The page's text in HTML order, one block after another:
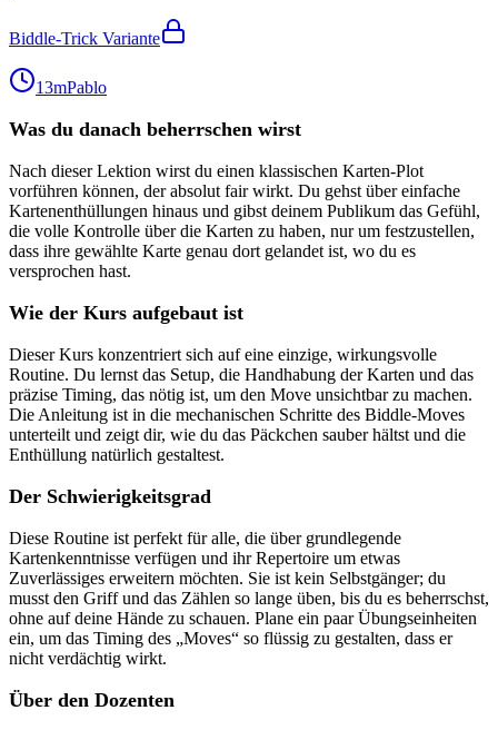
Biddle-Trick Variante
13mPablo
Was du danach beherrschen wirst
Nach dieser Lektion wirst du einen klassischen Karten-Plot
vorführen können, der absolut fair wirkt. Du gehst über einfache
Kartenenthüllungen hinaus und gibst deinem Publikum das Gefühl,
die volle Kontrolle über die Karten zu haben, nur um festzustellen,
dass ihre gewählte Karte genau dort gelandet ist, wo du es
versprochen hast.
Wie der Kurs aufgebaut ist
Dieser Kurs konzentriert sich auf eine einzige, wirkungsvolle
Routine. Du lernst das Setup, die Handhabung der Karten und das
präzise Timing, das nötig ist, um den Move unsichtbar zu machen.
Die Anleitung ist in die mechanischen Schritte des Biddle-Moves
unterteilt und zeigt dir, wie du das Päckchen sauber hältst und die
Enthüllung natürlich gestaltest.
Der Schwierigkeitsgrad
Diese Routine ist perfekt für alle, die über grundlegende
Kartenkenntnisse verfügen und ihr Repertoire um etwas
Zuverlässiges erweitern möchten. Sie ist kein Selbstgänger; du
musst den Griff und das Zählen so lange üben, bis du es beherrschst,
ohne auf deine Hände zu schauen. Plane ein paar Übungseinheiten
ein, um das Timing des „Moves“ so flüssig zu gestalten, dass er
nicht verdächtig wirkt.
Über den Dozenten